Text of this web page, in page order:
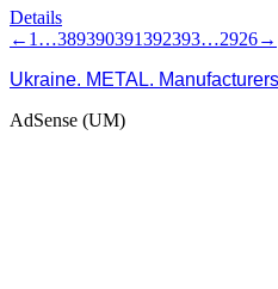
Details
← 1 …389390391392393…2926→
Ukraine. METAL.
AdSense (UM)